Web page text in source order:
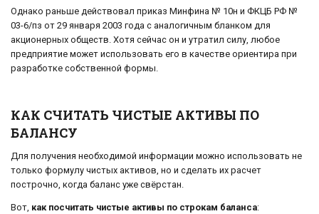
Однако раньше действовал приказ Минфина № 10н и ФКЦБ РФ №
03-6/пз от 29 января 2003 года с аналогичным бланком для
акционерных обществ. Хотя сейчас он и утратил силу, любое
предприятие может использовать его в качестве ориентира при
разработке собственной формы.
КАК СЧИТАТЬ ЧИСТЫЕ АКТИВЫ ПО
БАЛАНСУ
Для получения необходимой информации можно использовать не
только формулу чистых активов, но и сделать их расчет
построчно, когда баланс уже свёрстан.
Вот, как посчитать чистые активы по строкам баланса: